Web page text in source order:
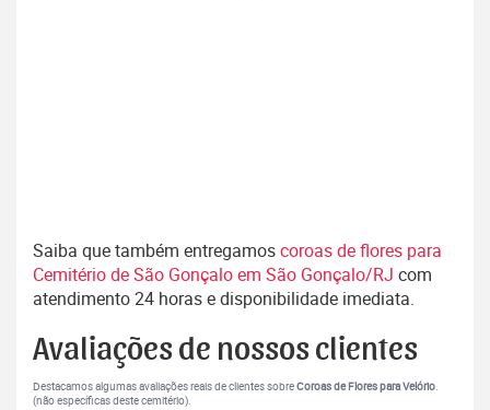
Saiba que também entregamoscoroas de flores para
Cemitério de São Gonçalo em São Gonçalo/RJ com
atendimento 24 horas e disponibilidade imediata.
Avaliações de nossos clientes
Destacamos algumas avaliações reais de clientes sobreCoroas de Flores para Velório.
(não específicas deste cemitério).